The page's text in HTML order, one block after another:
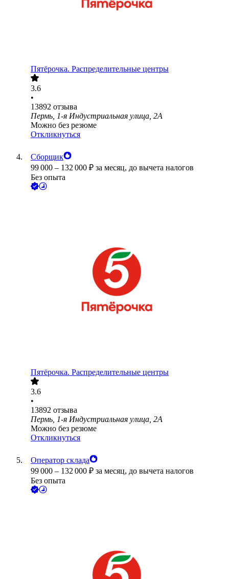
Пятёрочка. Распределительные центры
3.6
•
13892 отзыва
Пермь, 1-я Индустриальная улица, 2А
Можно без резюме
Откликнуться
Сборщик
99 000 – 132 000 ₽ за месяц, до вычета налогов
Без опыта
Пятёрочка. Распределительные центры
3.6
•
13892 отзыва
Пермь, 1-я Индустриальная улица, 2А
Можно без резюме
Откликнуться
Оператор склада
99 000 – 132 000 ₽ за месяц, до вычета налогов
Без опыта